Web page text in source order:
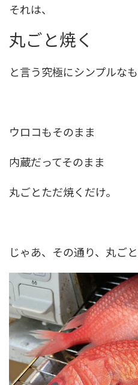
それは、
丸ごと焼く
と言う究極にシンプルなも
ウロコもそのまま
内蔵だってそのまま
丸ごとただ焼くだけ。
じゃあ、その通り、丸ご